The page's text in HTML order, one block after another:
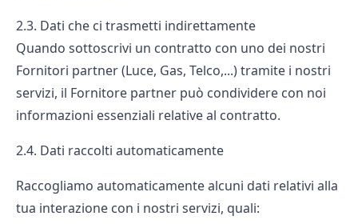
2.3. Dati che ci trasmetti indirettamente
Quando sottoscrivi un contratto con uno dei nostri
Fornitori partner (Luce, Gas, Telco,...) tramite i nostri
servizi, il Fornitore partner può condividere con noi
informazioni essenziali relative al contratto.
2.4. Dati raccolti automaticamente
Raccogliamo automaticamente alcuni dati relativi alla
tua interazione con i nostri servizi, quali: